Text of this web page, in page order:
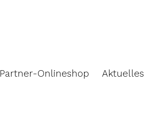
Partner-Onlineshop Aktuelles